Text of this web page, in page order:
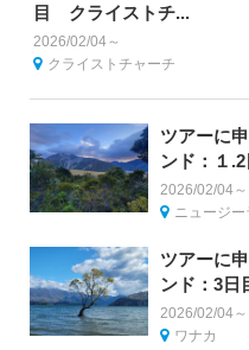
目 クライストチ...
2026/02/04～
クライストチャーチ
ツアーに
ンド：１
2026/02/04～
ニュージー
ツアーに
ンド：3
2026/02/04～
ワナカ